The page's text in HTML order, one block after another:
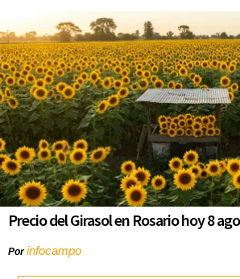
Precio del Girasol en Rosario hoy 8
Porinfocampo